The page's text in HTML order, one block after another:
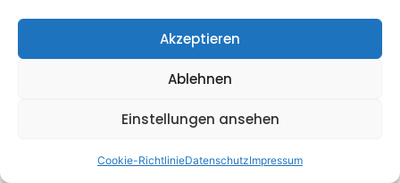
Akzeptieren
Ablehnen
Einstellungen ansehen
Cookie-RichtlinieDatenschutzImpressum